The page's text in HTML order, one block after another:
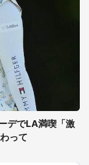
デでLA満喫「激
って